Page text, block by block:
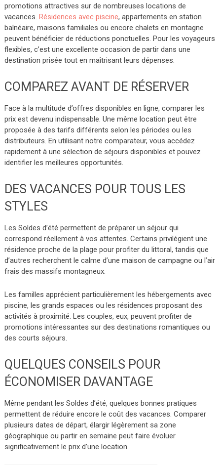
promotions attractives sur de nombreuses locations de
vacances. Résidences avec piscine, appartements en station
balnéaire, maisons familiales ou encore chalets en montagne
peuvent bénéficier de réductions ponctuelles. Pour les voyageurs
flexibles, c’est une excellente occasion de partir dans une
destination prisée tout en maîtrisant leurs dépenses.
COMPAREZ AVANT DE RÉSERVER
Face à la multitude d’offres disponibles en ligne, comparer les
prix est devenu indispensable. Une même location peut être
proposée à des tarifs différents selon les périodes ou les
distributeurs. En utilisant notre comparateur, vous accédez
rapidement à une sélection de séjours disponibles et pouvez
identifier les meilleures opportunités.
DES VACANCES POUR TOUS LES
STYLES
Les Soldes d’été permettent de préparer un séjour qui
correspond réellement à vos attentes. Certains privilégient une
résidence proche de la plage pour profiter du littoral, tandis que
d’autres recherchent le calme d’une maison de campagne ou l’air
frais des massifs montagneux.
Les familles apprécient particulièrement les hébergements avec
piscine, les grands espaces ou les résidences proposant des
activités à proximité. Les couples, eux, peuvent profiter de
promotions intéressantes sur des destinations romantiques ou
des courts séjours.
QUELQUES CONSEILS POUR
ÉCONOMISER DAVANTAGE
Même pendant les Soldes d’été, quelques bonnes pratiques
permettent de réduire encore le coût des vacances. Comparer
plusieurs dates de départ, élargir légèrement sa zone
géographique ou partir en semaine peut faire évoluer
significativement le prix d’une location.